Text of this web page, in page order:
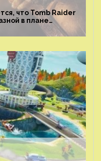
что Tomb Raider
в плане